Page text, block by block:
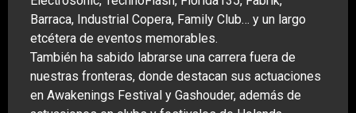
Barraca, Industrial Copera, Family Club… y un largo
etcétera de eventos memorables.
También ha sabido labrarse una carrera fuera de
nuestras fronteras, donde destacan sus actuaciones
en Awakenings Festival y Gashouder, además de